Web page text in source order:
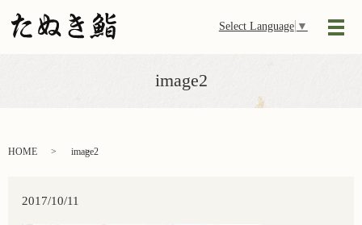
Select Language ▼
メ
image2
HOME image2
2017/10/11